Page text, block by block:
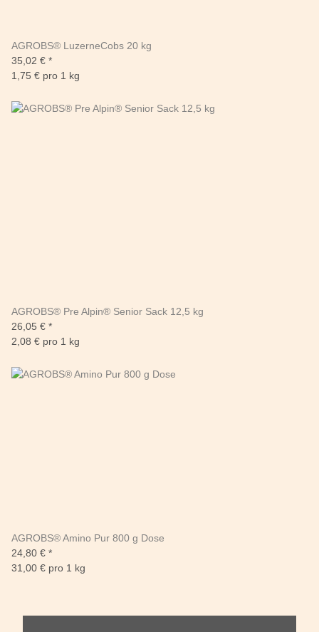
AGROBS® LuzerneCobs 20 kg
35,02 € *
1,75 € pro 1 kg
AGROBS® Pre Alpin® Senior Sack 12,5 kg
26,05 € *
2,08 € pro 1 kg
AGROBS® Amino Pur 800 g Dose
24,80 € *
31,00 € pro 1 kg